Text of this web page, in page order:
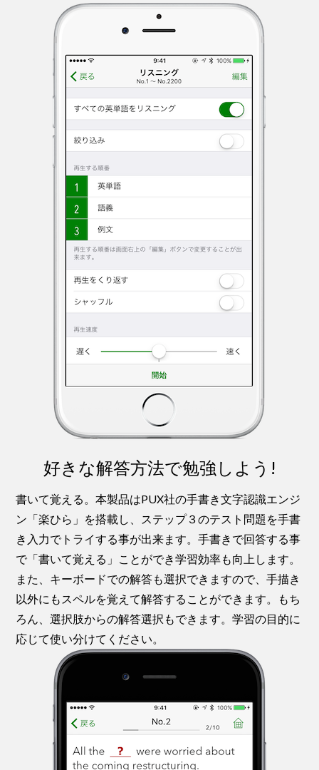
好きな解答方法で勉強しよう!
書いて覚える。本製品はPUX社の手書き文字認識エンジ
ン「楽ひら」を搭載し、ステップ３のテスト問題を手書
き入力でトライする事が出来ます。手書きで回答する事
で「書いて覚える」ことができ学習効率も向上します。
また、キーボードでの解答も選択できますので、手描き
以外にもスペルを覚えて解答することができます。もち
ろん、選択肢からの解答選択もできます。学習の目的に
応じて使い分けてください。